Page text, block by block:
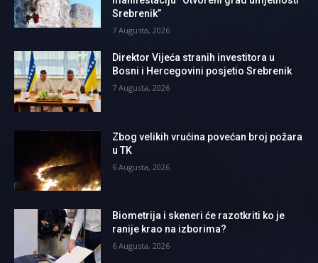
Srebrenik”
7 Augusta, 2026
Direktor Vijeća stranih investitora u
Bosni i Hercegovini posjetio Srebrenik
7 Augusta, 2026
Zbog velikih vrućina povećan broj požara
u TK
6 Augusta, 2026
Biometrija i skeneri će razotkriti ko je
ranije krao na izborima?
6 Augusta, 2026